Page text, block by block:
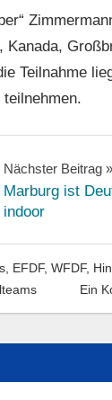
Teilnahme
Nächster Beitrag
Marburg ist
indoor
, EFDF, WFDF,
Ein